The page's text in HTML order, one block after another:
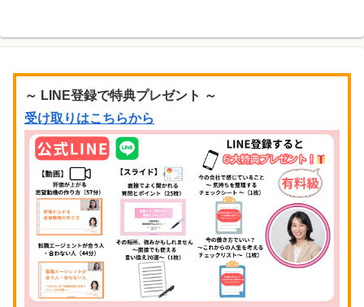
～ LINE登録で特典プレゼント ～
受け取りはこちらから